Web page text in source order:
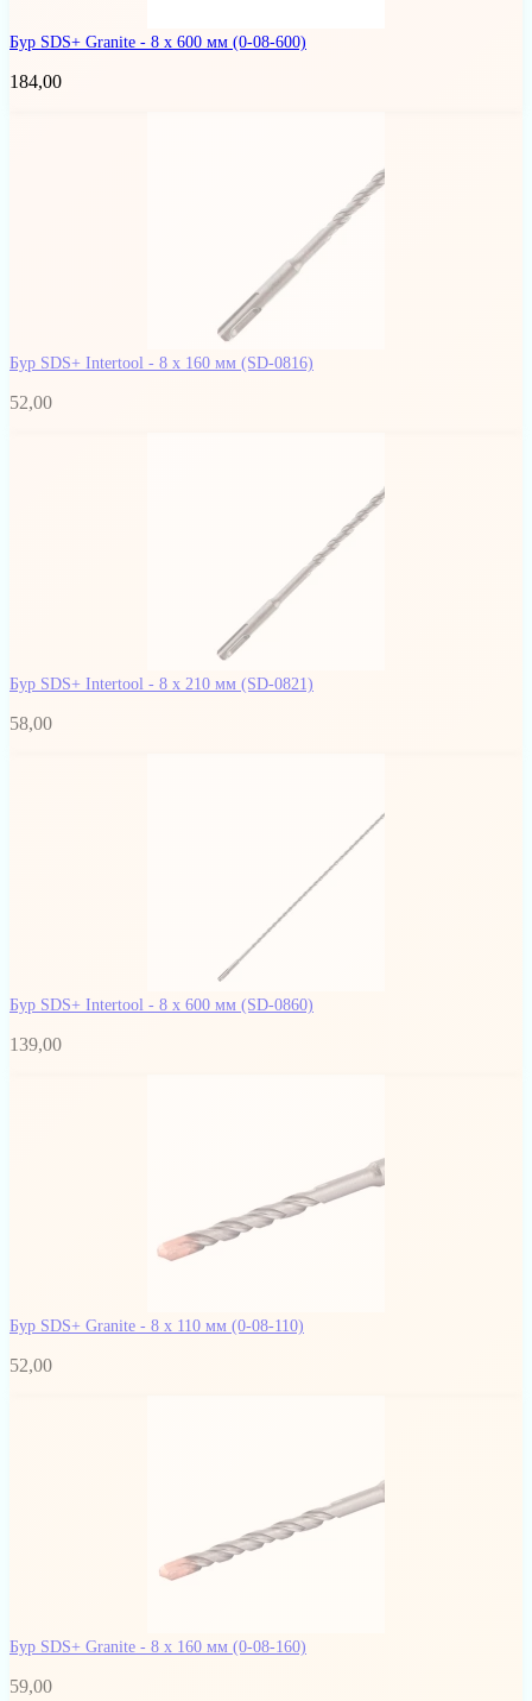
Бур SDS+ Granite - 8 x 600 мм (0-08-600)
184,00
Бур SDS+ Intertool - 8 х 160 мм (SD-0816)
52,00
Бур SDS+ Intertool - 8 х 210 мм (SD-0821)
58,00
Бур SDS+ Intertool - 8 х 600 мм (SD-0860)
139,00
Бур SDS+ Granite - 8 х 110 мм (0-08-110)
52,00
Бур SDS+ Granite - 8 х 160 мм (0-08-160)
59,00